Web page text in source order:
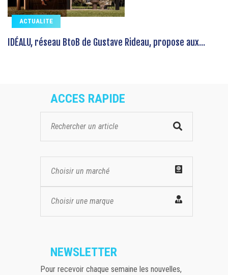
ACTUALITE
IDÉALU, réseau BtoB de Gustave Rideau, propose aux...
ACCES RAPIDE
Choisir un marché
Choisir une marque
NEWSLETTER
Pour recevoir chaque semaine les nouvelles,